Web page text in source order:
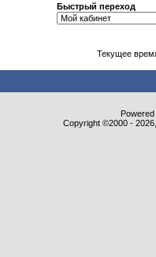
Быстрый переход
Текущее
Copyright ©2000 -